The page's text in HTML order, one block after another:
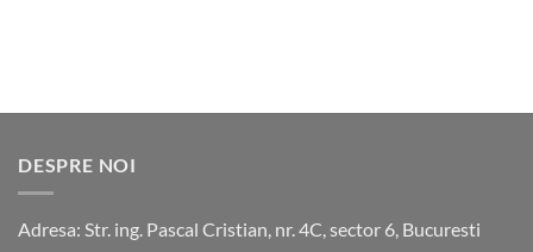
DESPRE NOI
Adresa: Str. ing. Pascal Cristian, nr. 4C, sector 6, Bucuresti